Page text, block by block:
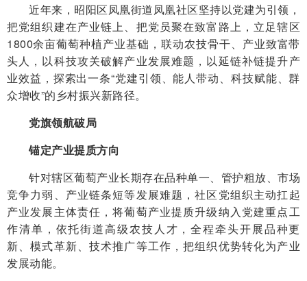
近年来，昭阳区凤凰街道凤凰社区坚持以党建为引领，
把党组织建在产业链上、把党员聚在致富路上，立足辖区
1800余亩葡萄种植产业基础，联动农技骨干、产业致富带
头人，以科技攻关破解产业发展难题，以延链补链提升产
业效益，探索出一条“党建引领、能人带动、科技赋能、群
众增收”的乡村振兴新路径。
党旗领航破局
锚定产业提质方向
针对辖区葡萄产业长期存在品种单一、管护粗放、市场
竞争力弱、产业链条短等发展难题，社区党组织主动扛起
产业发展主体责任，将葡萄产业提质升级纳入党建重点工
作清单，依托街道高级农技人才，全程牵头开展品种更
新、模式革新、技术推广等工作，把组织优势转化为产业
发展动能。